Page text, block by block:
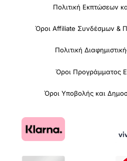
Πολιτική Εκπτώσεων
Όροι Affiliate Συνδέσμων &
Πολιτική
Όροι Προγράμματος
Όροι Υποβολής και